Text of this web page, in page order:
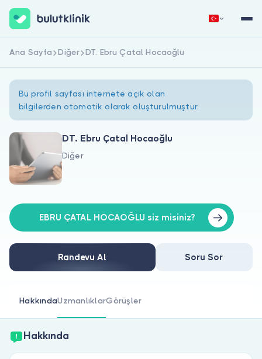
Hakkımızda
Doktorlar için
Doktor musunuz?
Hemen Kaydol Giriş Yap
Ana Sayfa Diğer DT. Ebru Çatal Hocaoğlu
Bu profil sayfası internete açık olan
bilgilerden otomatik olarak oluşturulmuştur.
DT. Ebru Çatal Hocaoğlu
Diğer
EBRU ÇATAL HOCAOĞLU siz misiniz?
Randevu Al Soru Sor
HakkındaUzmanlıklarGörüşler
Hakkında